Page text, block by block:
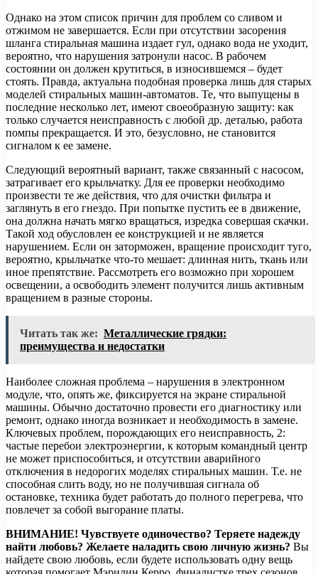
Однако на этом список причин для проблем со сливом и
отжимом не завершается. Если при отсутствии засорения
шланга стиральная машина издает гул, однако вода не уходит,
вероятно, что нарушения затронули насос. В рабочем
состоянии он должен крутиться, в износившемся – будет
стоять. Правда, актуальна подобная проверка лишь для старых
моделей стиральных машин-автоматов. Те, что выпущены в
последние несколько лет, имеют своеобразную защиту: как
только случается неисправность с любой др. деталью, работа
помпы прекращается. И это, безусловно, не становится
сигналом к ее замене.
Следующий вероятный вариант, также связанный с насосом,
затрагивает его крыльчатку. Для ее проверки необходимо
произвести те же действия, что для очистки фильтра и
заглянуть в его гнездо. При попытке пустить ее в движение,
она должна начать мягко вращаться, изредка совершая скачки.
Такой ход обусловлен ее конструкцией и не является
нарушением. Если он заторможен, вращение происходит туго,
вероятно, крыльчатке что-то мешает: длинная нить, ткань или
иное препятствие. Рассмотреть его возможно при хорошем
освещении, а освободить элемент получится лишь активным
вращением в разные стороны.
Читать так же: Металлические грядки:
преимущества и недостатки
Наиболее сложная проблема – нарушения в электронном
модуле, что, опять же, фиксируется на экране стиральной
машины. Обычно достаточно провести его диагностику или
ремонт, однако иногда возникает и необходимость в замене.
Ключевых проблем, порождающих его неисправность, 2:
частые перебои электроэнергии, к которым командный центр
не может приспособиться, и отсутствии аварийного
отключения в недорогих моделях стиральных машин. Т.е. не
способная слить воду, но не получившая сигнала об
остановке, техника будет работать до полного перегрева, что
повлечет за собой выгорание платы.
ВНИМАНИЕ! Чувствуете одиночество? Теряете надежду
найти любовь? Желаете наладить свою личную жизнь? Вы
найдете свою любовь, если будете использовать одну вещь